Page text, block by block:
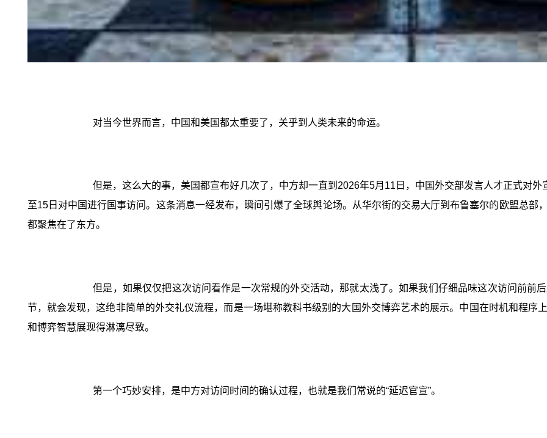
对当今世界而言，中国和美国都太重要了，关乎到人类未来的命运。
但是，这么大的事，美国都宣布好几次了，中方却一直到2026年5月11日，中国外交部发言人才正式对
至15日对中国进行国事访问。这条消息一经发布，瞬间引爆了全球舆论场。从华尔街的交易大厅到布鲁塞尔的欧盟总部
都聚焦在了东方。
但是，如果仅仅把这次访问看作是一次常规的外交活动，那就太浅了。如果我们仔细品味这次访问前前
节，就会发现，这绝非简单的外交礼仪流程，而是一场堪称教科书级别的大国外交博弈艺术的展示。中国在时机和程序
和博弈智慧展现得淋漓尽致。
第一个巧妙安排，是中方对访问时间的确认过程，也就是我们常说的“延迟官宣”。